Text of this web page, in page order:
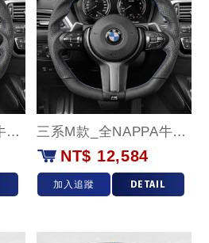
二系M款_全NAPPA牛皮(藍環)款 三系M款_全NAPPA牛皮(藍環)款
NT$ 12,584
加入追蹤 DETAIL